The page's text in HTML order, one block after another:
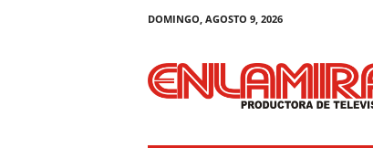
DOMINGO, AGOSTO 9, 2026
g